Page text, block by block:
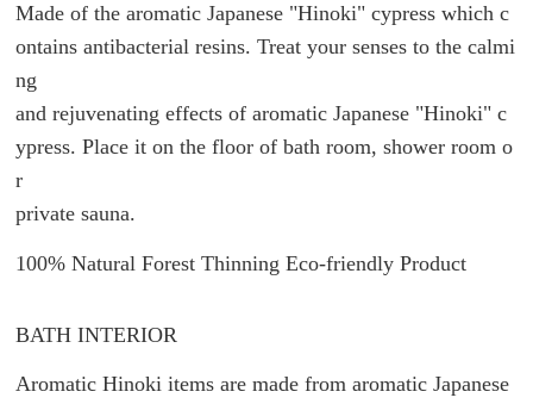
Made of the aromatic Japanese "Hinoki" cypress which c
ontains antibacterial resins.Treat your senses to the calmi
ng
and rejuvenating effects of aromatic Japanese "Hinoki" c
ypress.Place it on the floor of bath room, shower room o
r
private sauna.
100% Natural Forest Thinning Eco-friendly Product
BATH INTERIOR
Aromatic Hinoki items are made from aromatic Japanese